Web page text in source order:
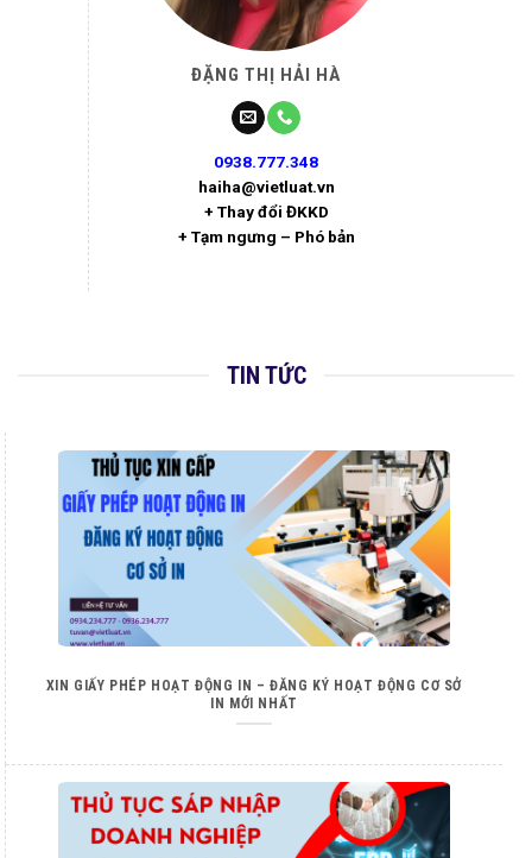
ĐẶNG THỊ HẢI HÀ
0938.777.348
haiha@vietluat.vn
+ Thay đổi ĐKKD
+ Tạm ngưng – Phó bản
TIN TỨC
XIN GIẤY PHÉP HOẠT ĐỘNG IN – ĐĂNG KÝ HOẠT ĐỘNG CƠ SỞ
IN MỚI NHẤT